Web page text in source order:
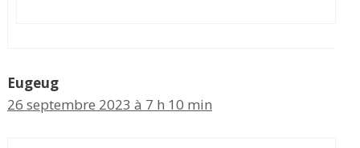
Eugeug
26 septembre 2023 à 7 h 10 min